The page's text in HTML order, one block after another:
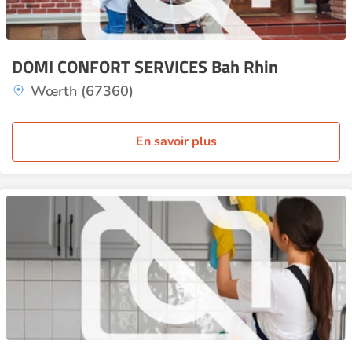
DOMI CONFORT SERVICES Bah Rhin
Wœrth (67360)
En savoir plus